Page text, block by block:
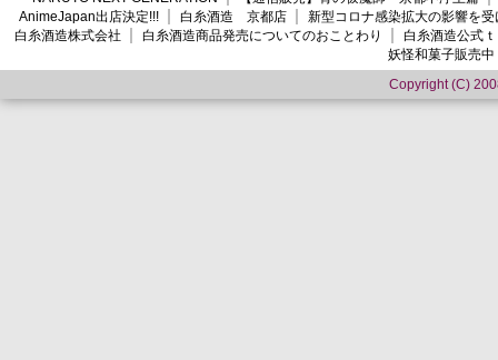
AnimeJapan出店決定!!!
白糸酒造 京都店
新型コロナ感染拡大の影響を
白糸酒造株式会社
白糸酒造商品発売についてのおことわり
白糸酒造公式
妖怪和菓子販売中
Copyright (C)